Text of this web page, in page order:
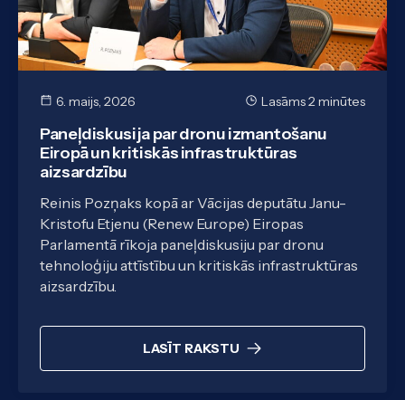
6. maijs, 2026 Lasāms 2 minūtes
Paneļdiskusija par dronu izmantošanu
Eiropā un kritiskās infrastruktūras
aizsardzību
Reinis Pozņaks kopā ar Vācijas deputātu Janu-
Kristofu Etjenu (Renew Europe) Eiropas
Parlamentā rīkoja paneļdiskusiju par dronu
tehnoloģiju attīstību un kritiskās infrastruktūras
aizsardzību.
LASĪT RAKSTU